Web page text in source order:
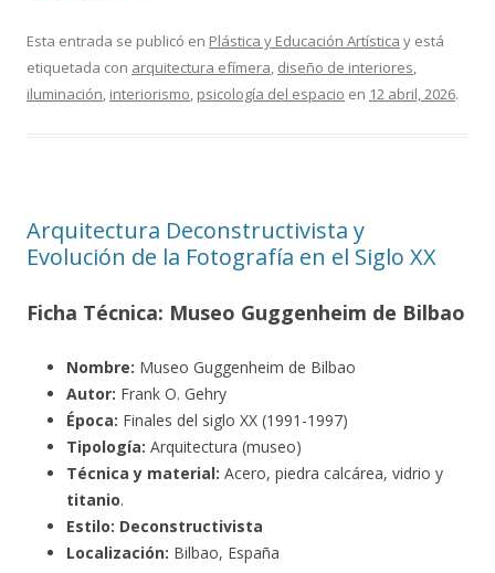
Esta entrada se publicó en Plástica y Educación Artística y está
etiquetada con arquitectura efímera, diseño de interiores,
iluminación, interiorismo, psicología del espacio en 12 abril, 2026.
Arquitectura Deconstructivista y
Evolución de la Fotografía en el Siglo XX
Ficha Técnica: Museo Guggenheim de Bilbao
Nombre: Museo Guggenheim de Bilbao
Autor: Frank O. Gehry
Época: Finales del siglo XX (1991-1997)
Tipología: Arquitectura (museo)
Técnica y material: Acero, piedra calcárea, vidrio y
titanio.
Estilo: Deconstructivista
Localización: Bilbao, España